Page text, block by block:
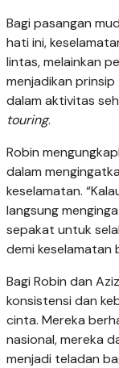
Bagi pasangan
hati ini,
lintas, melainkan
menjadikan prinsip
dalam aktivitas
touring.
Robin
dalam
keselamatan.
langsung
sepakat untuk
demi keselamatan
Bagi Robin dan
konsistensi dan
cinta. Mereka
nasional, mereka
menjadi teladan